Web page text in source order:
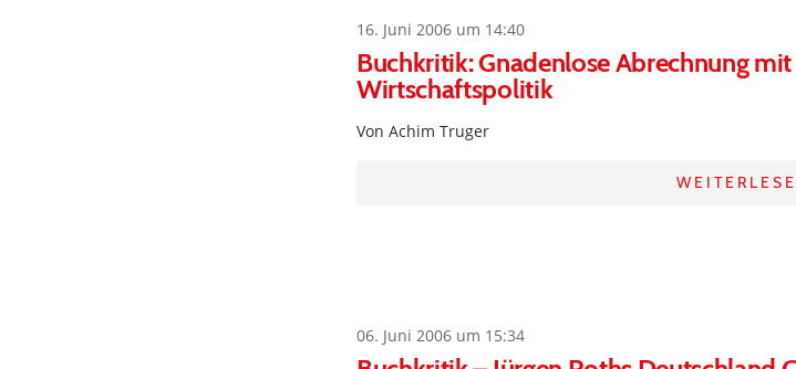
16. Juni 2006 um 14:40
Buchkritik: Gnadenlose Abrechnung
Wirtschaftspolitik
Von Achim Truger
06. Juni 2006 um 15:34